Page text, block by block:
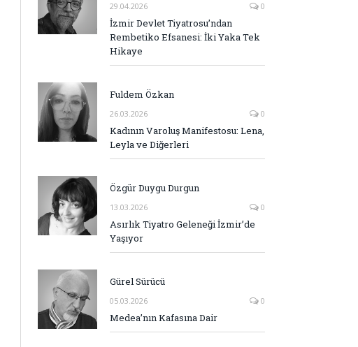
29.04.2026 0
İzmir Devlet Tiyatrosu’ndan
Rembetiko Efsanesi: İki Yaka Tek
Hikaye
Fuldem Özkan
26.03.2026 0
Kadının Varoluş Manifestosu: Lena,
Leyla ve Diğerleri
Özgür Duygu Durgun
13.03.2026 0
Asırlık Tiyatro Geleneği İzmir’de
Yaşıyor
Gürel Sürücü
05.03.2026 0
Medea’nın Kafasına Dair